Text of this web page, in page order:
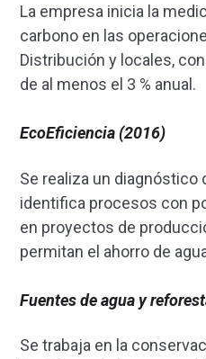
La empresa inicia la
carbono en las
Distribución y locales,
de al menos el 3 % anual.
EcoEficiencia (2016)
Se realiza un diagnóstico
identifica procesos con
en proyectos de
permitan el ahorro de
Fuentes de agua y
Se trabaja en la